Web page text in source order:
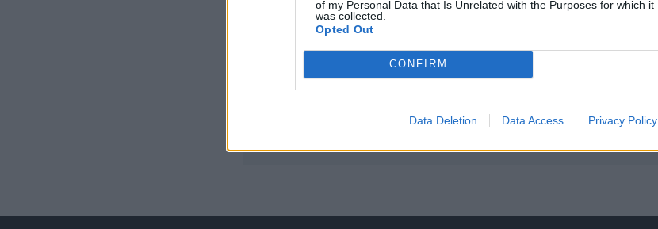
of my Personal Data that Is Unrelated with the Purposes for which it
was collected.
Opted Out
CONFIRM
Data Deletion Data Access Privacy Policy
Kötéslisták: BÉT elmúlt 2 év napon belüli
Előfizetés